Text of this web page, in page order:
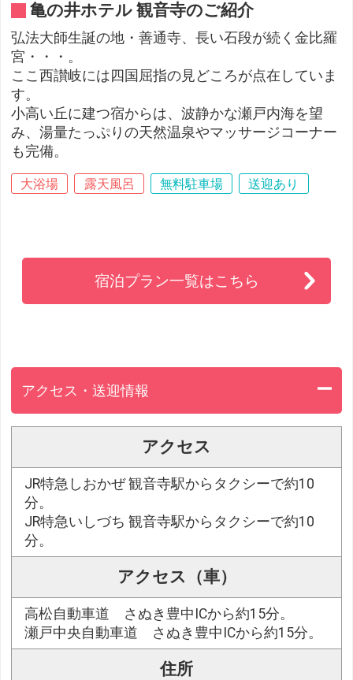
亀の井ホテル 観音寺のご紹介
弘法大師生誕の地・善通寺、長い石段が続く金比羅
宮・・・。
ここ西讃岐には四国屈指の見どころが点在していま
す。
小高い丘に建つ宿からは、波静かな瀬戸内海を望
み、湯量たっぷりの天然温泉やマッサージコーナー
も完備。
大浴場 露天風呂 無料駐車場 送迎あり
宿泊プラン一覧はこちら
アクセス・送迎情報
アクセス
JR特急しおかぜ 観音寺駅からタクシーで約10
分。
JR特急いしづち 観音寺駅からタクシーで約10
分。
アクセス（車）
高松自動車道 さぬき豊中ICから約15分。
瀬戸中央自動車道 さぬき豊中ICから約15分。
住所